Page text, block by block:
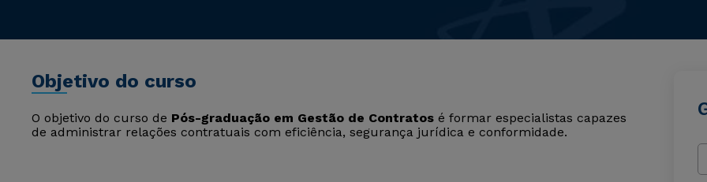
Objetivo do curso
O objetivo do curso de Pós-graduação em Gestão de Contratos é formar especialistas capazes
de administrar relações contratuais com eficiência, segurança jurídica e conformidade.